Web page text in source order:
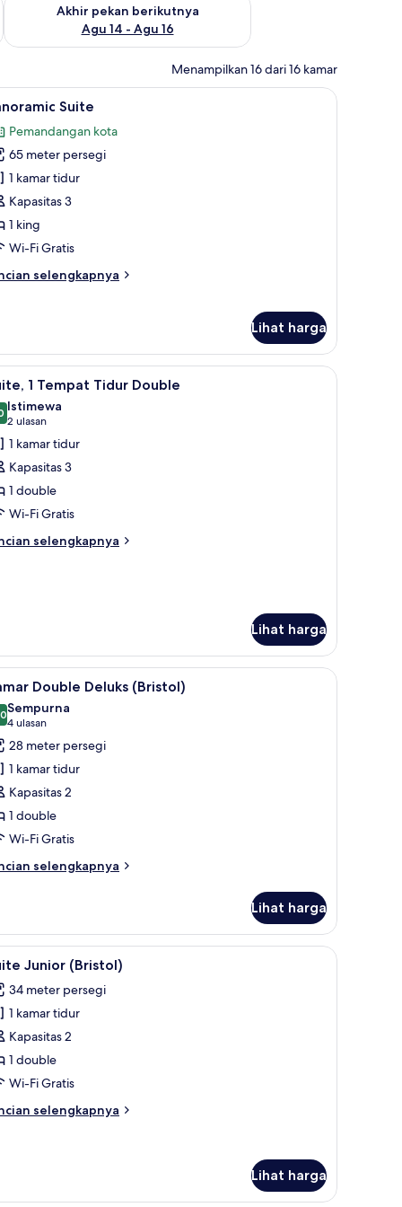
Akhir pekan berikutnya
Agu 14 - Agu 16
Menampilkan 16 dari 16 kamar
minibar, dan brankas Panoramic Suite | 1 kamar tidur, seprai
8 Suite
Pemandangan kota
65 meter persegi
1 kamar tidur
Kapasitas 3
1 king
Wi-Fi Gratis
selengkapnya
Lihat harga
brankas Suite, 1 Tempat Tidur Double | 1 kamar
16 1 Tempat Tidur Double
dari 10
Istimewa
2 ulasan
(2
ulasan)
1 kamar tidur
Kapasitas 3
1 double
Wi-Fi Gratis
selengkapnya
Lihat harga
premium, minibar, dan brankasKamar Double Deluks (Bristol) | 1 kamar
7 Double Deluks (Bristol)
dari 10
Sempurna
4 ulasan
(4
ulasan)
28 meter persegi
1 kamar tidur
Kapasitas 2
1 double
Wi-Fi Gratis
selengkapnya
Lihat harga
seprai premium, minibar, dan brankasSuite Junior (Bristol) | 1 kamar tidur, seprai
4 Junior (Bristol)
34 meter persegi
1 kamar tidur
Kapasitas 2
1 double
Wi-Fi Gratis
selengkapnya
Lihat harga